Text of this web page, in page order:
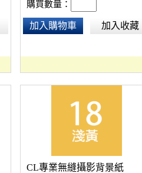
購買數量：
加入購物車 加入收藏
CL專業無縫攝影背景紙